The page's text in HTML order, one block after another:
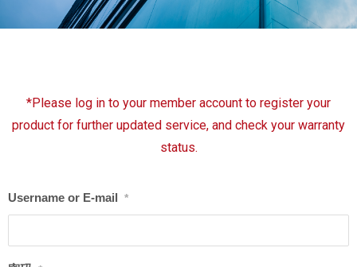
*Please log in to your member account to register your
product for further updated service, and check your warranty
status.
Username or E-mail *